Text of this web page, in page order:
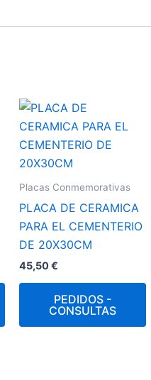
Placas Conmemorativas
PLACA DE CERAMICA
PARA EL CEMENTERIO
DE 20X30CM
45,50€
PEDIDOS -
CONSULTAS